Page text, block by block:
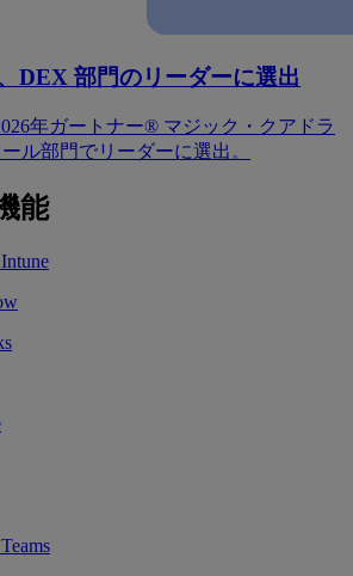
DEX 部門のリーダーに選出
年ガートナー® マジック・クアドラ
ル部門でリーダーに選出。
能